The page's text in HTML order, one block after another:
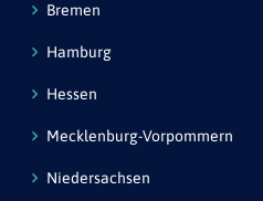
Bremen
Hamburg
Hessen
Mecklenburg-Vorpommern
Niedersachsen